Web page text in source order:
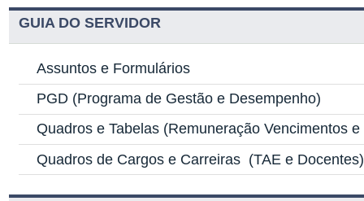
GUIA DO SERVIDOR
Assuntos e Formulários
PGD (Programa de Gestão e Desempenho)
Quadros e Tabelas (Remuneração Vencimentos
Quadros de Cargos e Carreiras (TAE e Docentes)